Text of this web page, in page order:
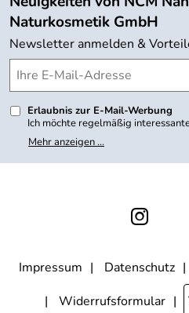
Kundenbewertungen (754)
4,9/5*****
Naturkosmetik GmbH
Newsletter anmelden &
Erlaubnis zur E-Mail-Werbung
Ich möchte regelmäßig
Meine E-Mail-Adresse wird nicht
weitergegeben. Zu statistischen
den Link "Abmelden" am Ende
Option Newsletter im
habe ich zur
Mehr anzeigen ...
Impressum Datenschutz
Widerrufsformular